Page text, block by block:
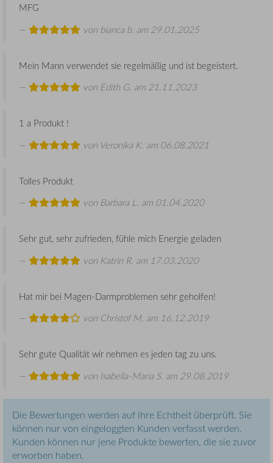
MFG
von bianca b. am 29.01.2025
Mein Mann verwendet sie regelmäßig und ist begeistert.
von Edith G. am 21.11.2023
1 a Produkt !
von Veronika K. am 06.08.2021
Tolles Produkt
von Barbara L. am 01.04.2020
Sehr gut, sehr zufrieden, fühle mich Energie geladen
von Katrin R. am 17.03.2020
Hat mir bei Magen-Darmproblemen sehr geholfen!
von Christof M. am 16.12.2019
Sehr gute Qualität wir nehmen es jeden tag zu uns.
von Isabella-Maria S. am 29.08.2019
Die Bewertungen werden auf ihre Echtheit überprüft. Sie
können nur von eingeloggten Kunden verfasst werden.
Kunden können nur jene Produkte bewerten, die sie zuvor
erworben haben.